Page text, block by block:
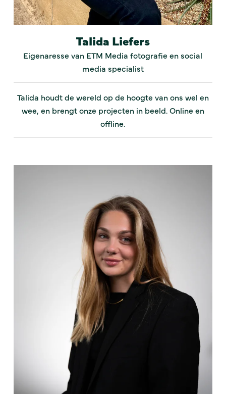
Talida Liefers
Eigenaresse van ETM Media fotografie en social
media specialist
Talida houdt de wereld op de hoogte van ons wel en
wee, en brengt onze projecten in beeld. Online en
offline.